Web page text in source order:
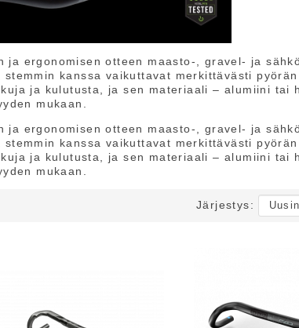
ja ergonomisen otteen maasto-, gravel- ja
kanssa vaikuttavat merkittävästi
ja kulutusta, ja sen materiaali – alumiini tai
mukaan.
ja ergonomisen otteen maasto-, gravel- ja
kanssa vaikuttavat merkittävästi
ja kulutusta, ja sen materiaali – alumiini tai
mukaan.
Järjestys: